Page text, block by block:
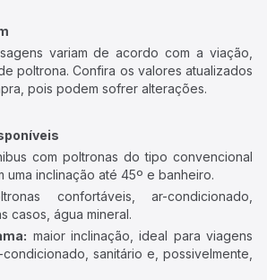
variam de acordo com a viação,
poltrona. Confira os valores atualizados
pois podem sofrer alterações.
com poltronas do tipo convencional
uma inclinação até 45º e banheiro.
confortáveis, ar-condicionado,
casos, água mineral.
maior inclinação, ideal para viagens
sanitário e, possivelmente,